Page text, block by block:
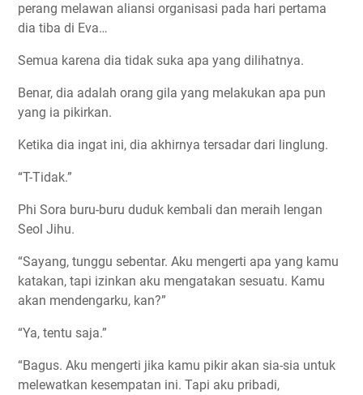
perang melawan aliansi organisasi pada hari pertama
dia tiba di Eva…
Semua karena dia tidak suka apa yang dilihatnya.
Benar, dia adalah orang gila yang melakukan apa pun
yang ia pikirkan.
Ketika dia ingat ini, dia akhirnya tersadar dari linglung.
“T-Tidak.”
Phi Sora buru-buru duduk kembali dan meraih lengan
Seol Jihu.
“Sayang, tunggu sebentar. Aku mengerti apa yang kamu
katakan, tapi izinkan aku mengatakan sesuatu. Kamu
akan mendengarku, kan?”
“Ya, tentu saja.”
“Bagus. Aku mengerti jika kamu pikir akan sia-sia untuk
melewatkan kesempatan ini. Tapi aku pribadi,